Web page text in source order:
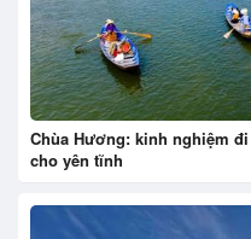
Chùa Hương: kinh nghiệm
cho yên tĩnh